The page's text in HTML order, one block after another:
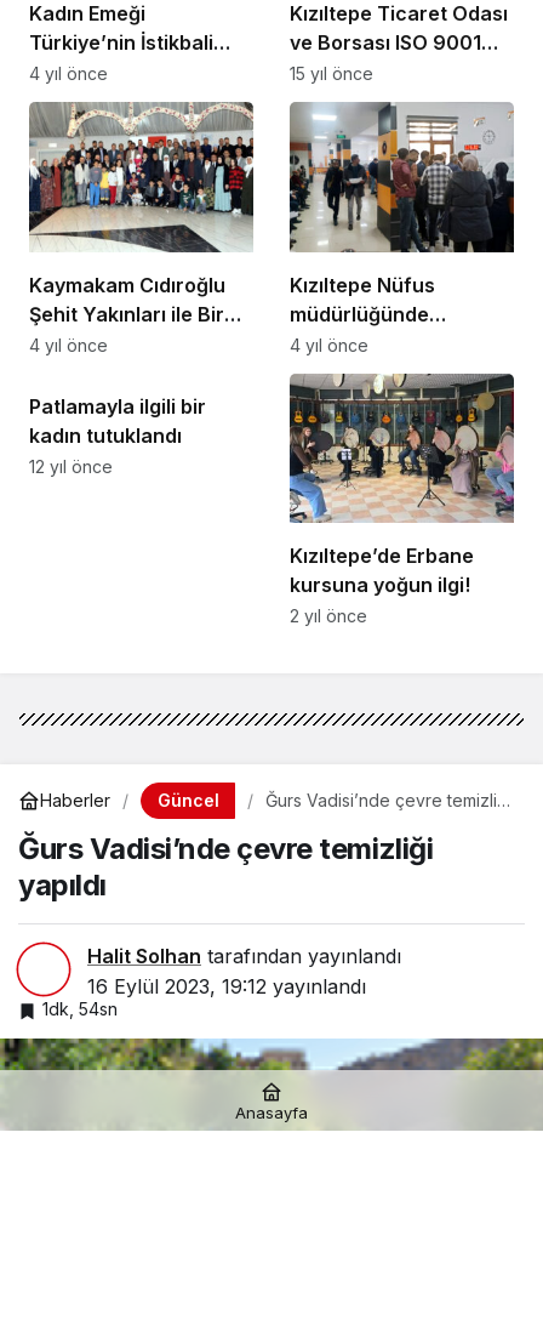
Kadın Emeği
Türkiye’nin İstikbali
Programı Mardin’de
Gerçekleştirildi
4 yıl önce
Kızıltepe Ticaret Odası
ve Borsası ISO 9001
kalite sertifikası sahibi
oldu
15 yıl önce
Kaymakam Cıdıroğlu
Şehit Yakınları ile Bir
Araya Geldi
4 yıl önce
Kızıltepe Nüfus
müdürlüğünde
pasaport mesaisi
4 yıl önce
Patlamayla ilgili bir
kadın tutuklandı
12 yıl önce
Kızıltepe’de Erbane
kursuna yoğun ilgi!
2 yıl önce
Haberler Güncel
Ğurs Vadisi’nde çevre temizliği
Ğurs Vadisi’nde çevre temizliği
yapıldı
Halit Solhan tarafından yayınlandı
16 Eylül 2023, 19:12 yayınlandı
1dk, 54sn
Anasayfa